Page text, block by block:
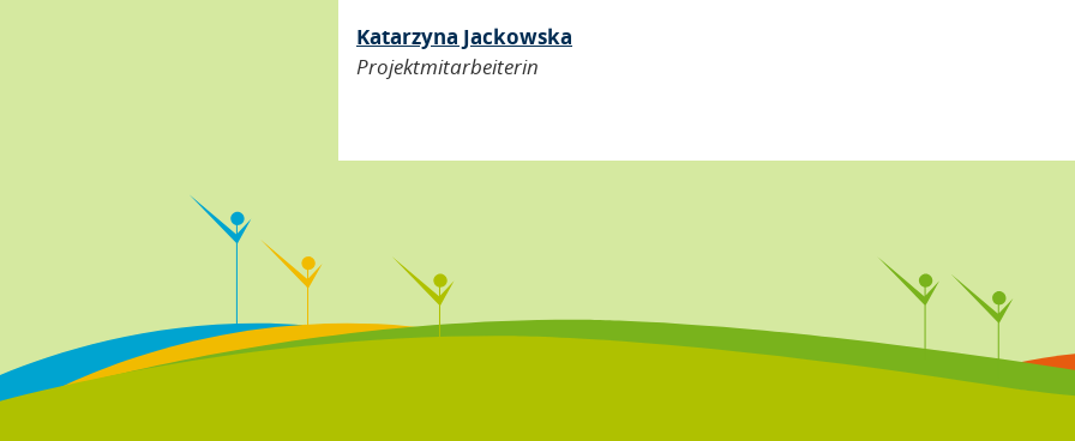
Katarzyna Jackowska
Projektmitarbeiterin